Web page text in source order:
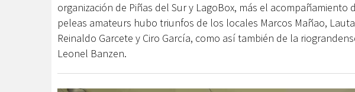
organización de Piñas del Sur y LagoBox, más el acompañamiento
peleas amateurs hubo triunfos de los locales Marcos Mañao,
Reinaldo Garcete y Ciro García, como así también de la
Leonel Banzen.